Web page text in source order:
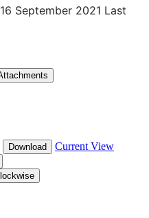
16 September 2021 Last